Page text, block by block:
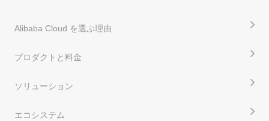
Alibaba Cloud を選ぶ理由
プロダクトと料金
ソリューション
エコシステム